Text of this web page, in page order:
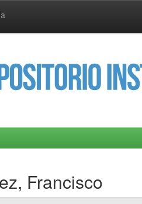
Francisco